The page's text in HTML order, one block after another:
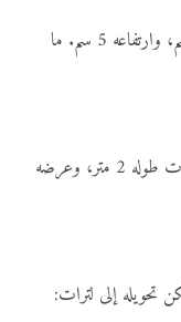
مثال 2: صندوق طوله 25 سم، وعرضه 10 سم، وارتفاعه 5 سم. ما
مثال 3: خزان ماء على شكل متوازي مستطيلات طوله 2 متر، وعرضه